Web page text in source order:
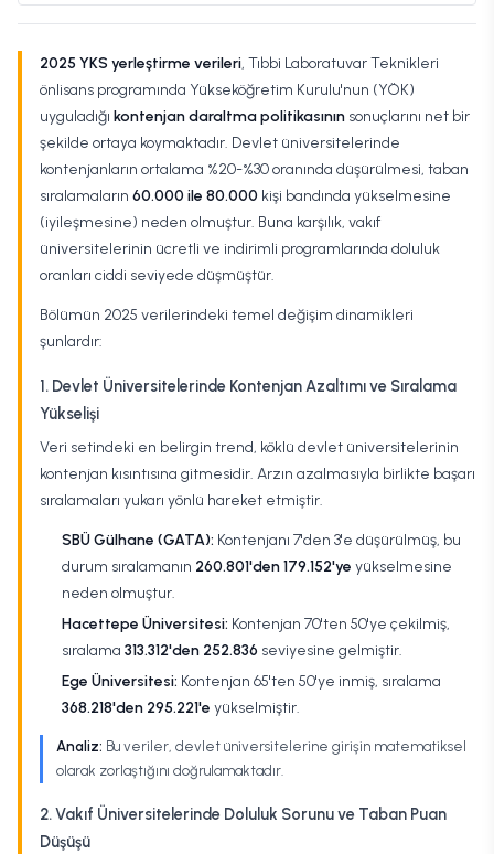
2025 YKS yerleştirme verileri, Tıbbi Laboratuvar Teknikleri
önlisans programında Yükseköğretim Kurulu'nun (YÖK)
uyguladığı kontenjan daraltma politikasının sonuçlarını net bir
şekilde ortaya koymaktadır. Devlet üniversitelerinde
kontenjanların ortalama %20-%30 oranında düşürülmesi, taban
sıralamaların 60.000 ile 80.000 kişi bandında yükselmesine
(iyileşmesine) neden olmuştur. Buna karşılık, vakıf
üniversitelerinin ücretli ve indirimli programlarında doluluk
oranları ciddi seviyede düşmüştür.
Bölümün 2025 verilerindeki temel değişim dinamikleri
şunlardır:
1. Devlet Üniversitelerinde Kontenjan Azaltımı ve Sıralama
Yükselişi
Veri setindeki en belirgin trend, köklü devlet üniversitelerinin
kontenjan kısıntısına gitmesidir. Arzın azalmasıyla birlikte başarı
sıralamaları yukarı yönlü hareket etmiştir.
SBÜ Gülhane (GATA): Kontenjanı 7'den 3'e düşürülmüş, bu
durum sıralamanın 260.801'den 179.152'ye yükselmesine
neden olmuştur.
Hacettepe Üniversitesi: Kontenjan 70'ten 50'ye çekilmiş,
sıralama 313.312'den 252.836 seviyesine gelmiştir.
Ege Üniversitesi: Kontenjan 65'ten 50'ye inmiş, sıralama
368.218'den 295.221'e yükselmiştir.
Analiz: Bu veriler, devlet üniversitelerine girişin matematiksel
olarak zorlaştığını doğrulamaktadır.
2. Vakıf Üniversitelerinde Doluluk Sorunu ve Taban Puan
Düşüşü